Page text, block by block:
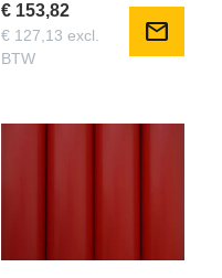
€ 153,82
€ 127,13 excl.
BTW
mail